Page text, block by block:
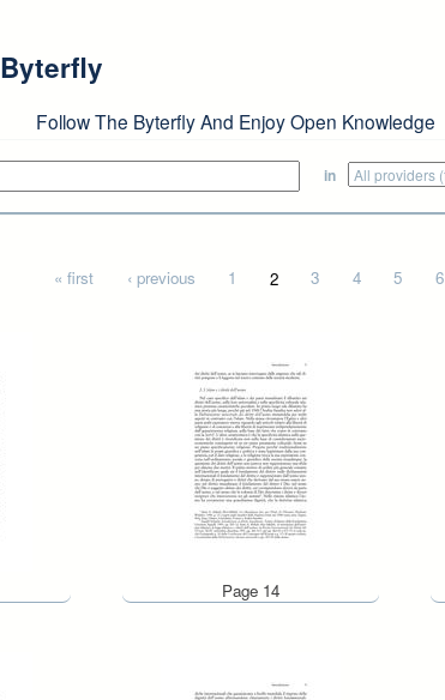
Byterfly
Follow The Byterfly And Enjoy Open Knowledge
in
« first ‹ previous 1 2 3 4 5 6
Page 14